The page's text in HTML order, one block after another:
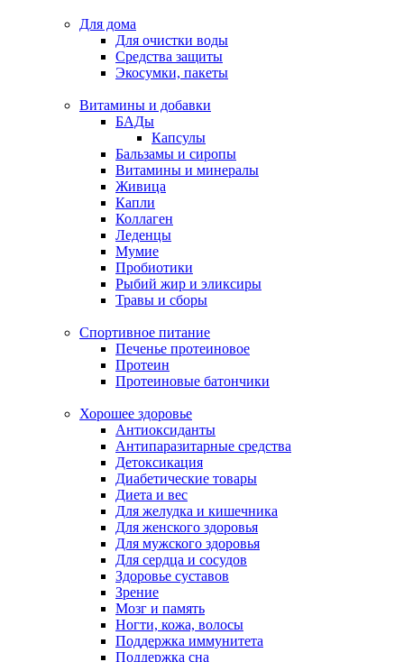
Для дома
Для очистки воды
Средства защиты
Экосумки, пакеты
Витамины и добавки
БАДы
Капсулы
Бальзамы и сиропы
Витамины и минералы
Живица
Капли
Коллаген
Леденцы
Мумие
Пробиотики
Рыбий жир и эликсиры
Травы и сборы
Спортивное питание
Печенье протеиновое
Протеин
Протеиновые батончики
Хорошее здоровье
Антиоксиданты
Антипаразитарные средства
Детоксикация
Диабетические товары
Диета и вес
Для желудка и кишечника
Для женского здоровья
Для мужского здоровья
Для сердца и сосудов
Здоровье суставов
Зрение
Мозг и память
Ногти, кожа, волосы
Поддержка иммунитета
Поддержка сна